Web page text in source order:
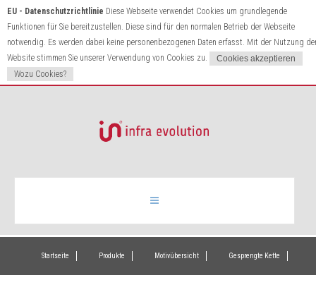
EU - Datenschutzrichtlinie Diese Webseite verwendet Cookies um grundlegende
Funktionen für Sie bereitzustellen. Diese sind für den normalen Betrieb der Webseite
notwendig. Es werden dabei keine personenbezogenen Daten erfasst. Mit der Nutzung
Website stimmen Sie unserer Verwendung von Cookies zu.
Wozu Cookies?
Infrarotheizung
Startseite Produkte Motivübersicht Gesprengte Kette